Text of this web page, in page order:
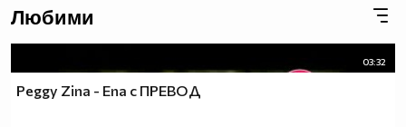
Любими
03:32
Peggy Zina - Ena с ПРЕВОД